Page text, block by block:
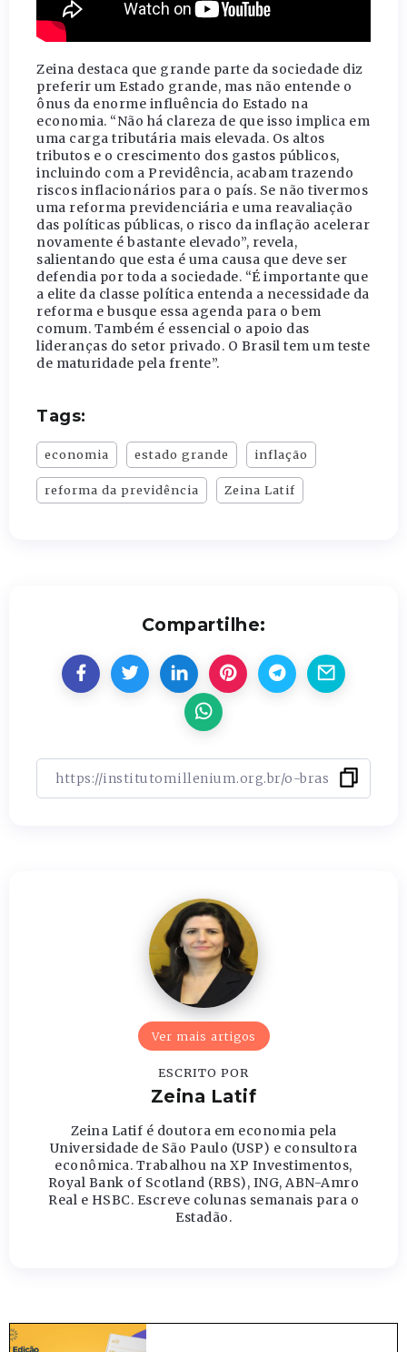
Zeina destaca que grande parte da sociedade diz
preferir um Estado grande, mas não entende o
ônus da enorme influência do Estado na
economia. “Não há clareza de que isso implica em
uma carga tributária mais elevada. Os altos
tributos e o crescimento dos gastos públicos,
incluindo com a Previdência, acabam trazendo
riscos inflacionários para o país. Se não tivermos
uma reforma previdenciária e uma reavaliação
das políticas públicas, o risco da inflação acelerar
novamente é bastante elevado”, revela,
salientando que esta é uma causa que deve ser
defendia por toda a sociedade. “É importante que
a elite da classe política entenda a necessidade da
reforma e busque essa agenda para o bem
comum. Também é essencial o apoio das
lideranças do setor privado. O Brasil tem um teste
de maturidade pela frente”.
Tags:
economia estado grande inflação
reforma da previdência Zeina Latif
Compartilhe:
Ver mais artigos
ESCRITO POR
Zeina Latif
Zeina Latif é doutora em economia pela
Universidade de São Paulo (USP) e consultora
econômica. Trabalhou na XP Investimentos,
Royal Bank of Scotland (RBS), ING, ABN-Amro
Real e HSBC. Escreve colunas semanais para o
Estadão.